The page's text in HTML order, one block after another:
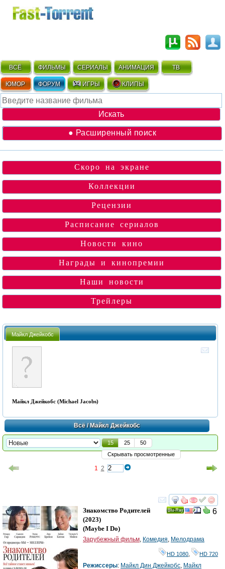
ВСЁ ФИЛЬМЫ СЕРИАЛЫ АНИМАЦИЯ ТВ
ЮМОР ФОРУМ ИГРЫ КЛИПЫ
● Расширенный поиск
Скоро на экране
Коллекции
Рецензии
Расписание сериалов
Новости кино
Награды и кинопремии
Наши новости
Трейлеры
Майкл Джейкобс
Майкл Джейкобс (Michael Jacobs)
Всё/ Майкл Джейкобс
15 25
50
Скрывать просмотренные
1 2
смотреть
6
Знакомство Родителей
(2023)
(Maybe I Do)
Зарубежный фильм Комедия Мелодрама
HD 1080 HD 720
Режиссеры: Майкл Дин Джейкобс Майкл